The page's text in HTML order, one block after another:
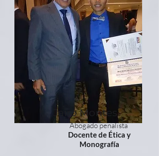
Jairo Montes
Abogado penalista
Docente de Ética y
Monografía